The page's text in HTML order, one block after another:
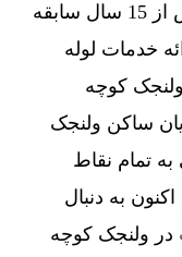
گروه فنی آذین گستر آچاگ ، با بیش از 15 سال سابقه
خدمات لوله
کوچه
ساکن ولنجک
تمام نقاط
به دنبال
در ولنجک کوچه